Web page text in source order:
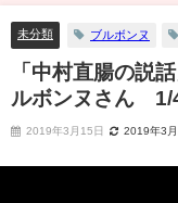
未分類 ブルボンヌ
「中村直腸の説
ルボンヌさん 1/
2019年3月15日 2019年3月